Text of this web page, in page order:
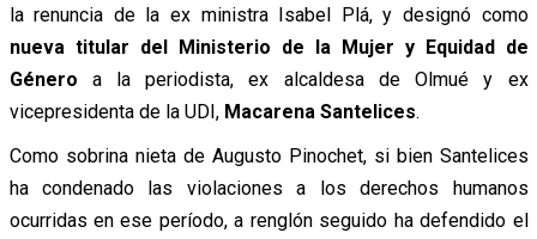
la renuncia de la ex ministra Isabel Plá, y designó como
nueva titular del Ministerio de la Mujer y Equidad de
Género a la periodista, ex alcaldesa de Olmué y ex
vicepresidenta de la UDI, Macarena Santelices.
Como sobrina nieta de Augusto Pinochet, si bien Santelices
ha condenado las violaciones a los derechos humanos
ocurridas en ese período, a renglón seguido ha defendido el